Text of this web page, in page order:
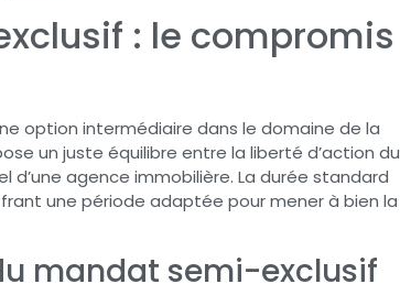
: le compromis
option intermédiaire dans le domaine de la
un juste équilibre entre la liberté d’action du
d’une agence immobilière. La durée standard
une période adaptée pour mener à bien la
mandat semi-exclusif